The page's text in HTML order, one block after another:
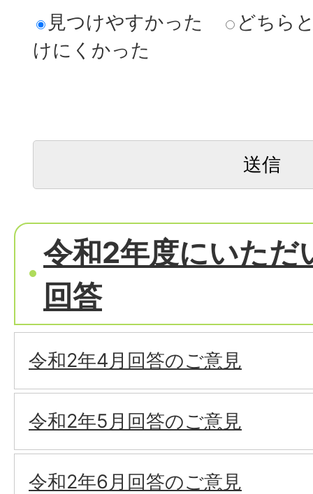
見つけやすかった
どちら
けにくかった
令和2年度にいただ
回答
令和2年4月回答のご意見
令和2年5月回答のご意見
令和2年6月回答のご意見